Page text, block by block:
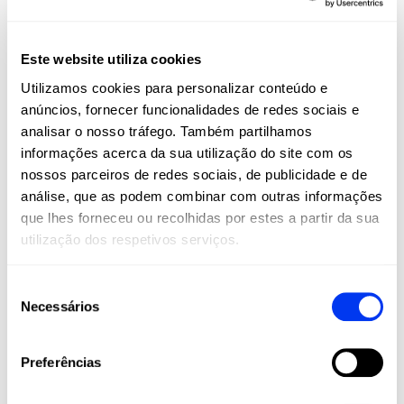
Este website utiliza cookies
Utilizamos cookies para personalizar conteúdo e
anúncios, fornecer funcionalidades de redes sociais e
analisar o nosso tráfego. Também partilhamos
informações acerca da sua utilização do site com os
nossos parceiros de redes sociais, de publicidade e de
análise, que as podem combinar com outras informações
que lhes forneceu ou recolhidas por estes a partir da sua
utilização dos respetivos serviços.
Necessários
Preferências
primeiro ao último ponto. E este ano, como uma grande